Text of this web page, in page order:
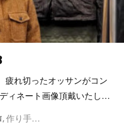
疲れ切ったオッサンがコン
ィネート画像頂戴いたし…
作り手の本気コーデ